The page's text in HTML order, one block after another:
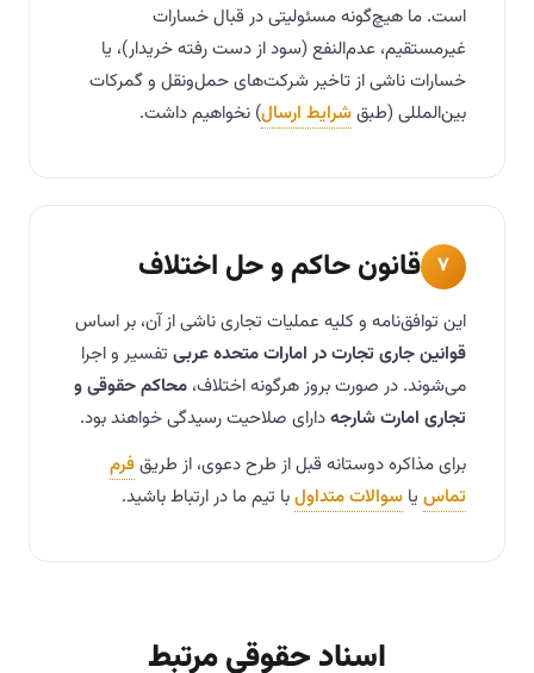
است. ما هیچ‌گونه مسئولیتی در قبال خسارات
غیرمستقیم، عدم‌النفع (سود از دست رفته خریدار)، یا
خسارات ناشی از تاخیر شرکت‌های حمل‌ونقل و گمرکات
بین‌المللی (طبقشرایط ارسال) نخواهیم داشت.
۷ قانون حاکم و حل اختلاف
این توافق‌نامه و کلیه عملیات تجاری ناشی از آن، بر اساس
قوانین جاری تجارت در امارات متحده عربی تفسیر و اجرا
می‌شوند. در صورت بروز هرگونه اختلاف، محاکم حقوقی و
تجاری امارت شارجهدارای صلاحیت رسیدگی خواهند بود.
برای مذاکره دوستانه قبل از طرح دعوی، از طریقفرم
تماس یا سوالات متداولبا تیم ما در ارتباط باشید.
اسناد حقوقی مرتبط